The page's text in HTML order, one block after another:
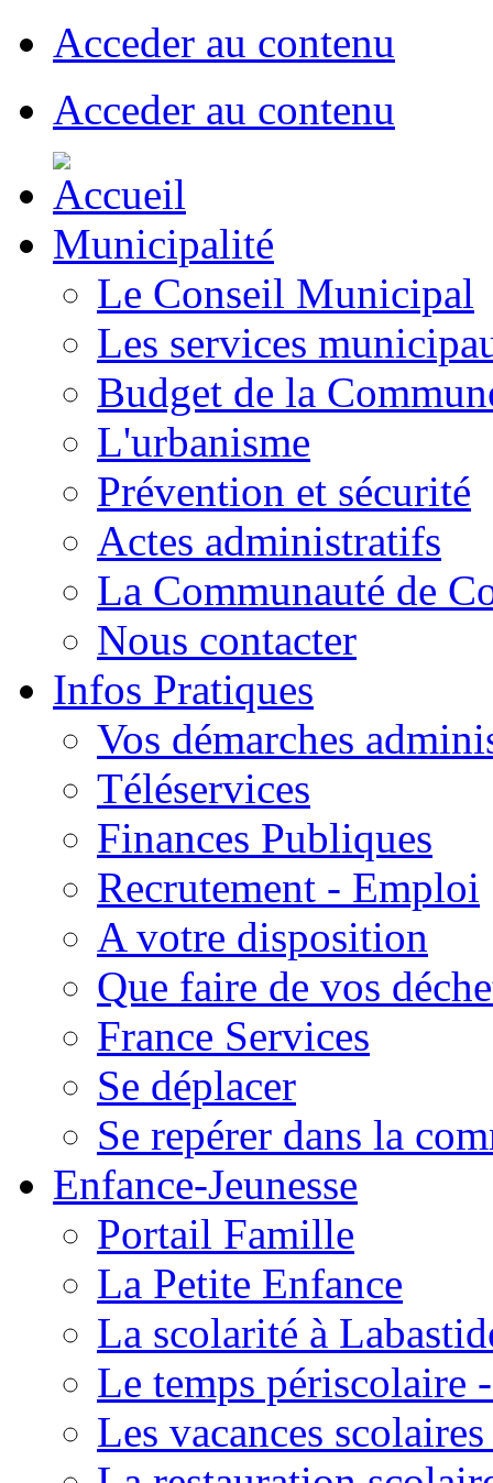
Acceder au contenu
Acceder au contenu
Municipalité
Le Conseil Municipal
Les services
Budget de la
L'urbanisme
Prévention et sécurité
Actes administratifs
La Communauté de
Nous contacter
Infos Pratiques
Vos démarches
Téléservices
Finances Publiques
Recrutement - Emploi
A votre disposition
Que faire de vos
France Services
Se déplacer
Se repérer dans la
Enfance-Jeunesse
Portail Famille
La Petite Enfance
La scolarité à
Le temps périscolaire
Les vacances